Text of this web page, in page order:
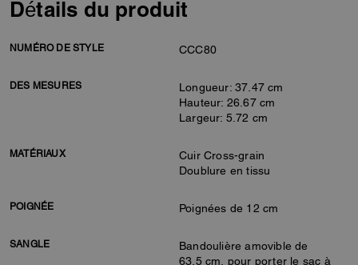
Détails du produit
NUMÉRO DE STYLE CCC80
DES MESURES
Longueur: 37.47 cm
Hauteur: 26.67 cm
Largeur: 5.72 cm
MATÉRIAUX
Cuir Cross-grain
Doublure en tissu
POIGNÉE Poignées de 12 cm
SANGLE
Bandoulière amovible de
63,5 cm, pour porter le sac à